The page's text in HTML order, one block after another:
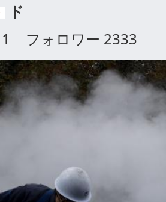
ド
1
フォロワー 2333